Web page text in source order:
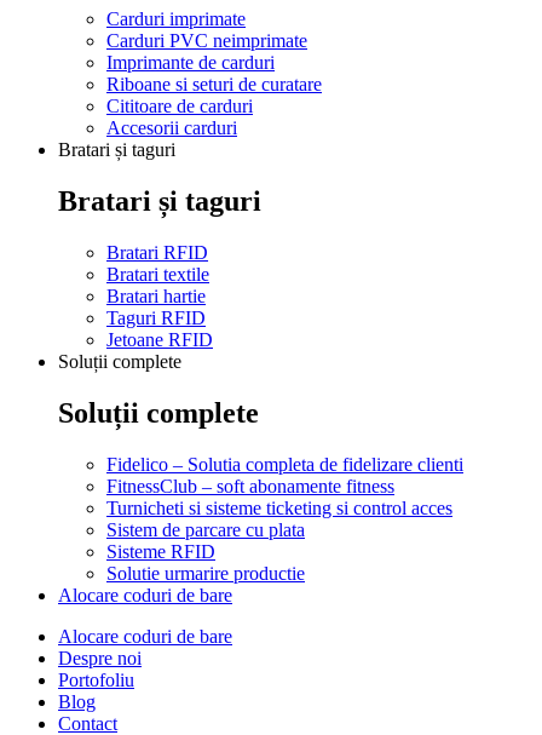
Carduri imprimate
Carduri PVC neimprimate
Imprimante de carduri
Riboane si seturi de curatare
Cititoare de carduri
Accesorii carduri
Bratari și taguri
Bratari și taguri
Bratari RFID
Bratari textile
Bratari hartie
Taguri RFID
Jetoane RFID
Soluții complete
Soluții complete
Fidelico – Solutia completa de fidelizare clienti
FitnessClub – soft abonamente fitness
Turnicheti si sisteme ticketing si control acces
Sistem de parcare cu plata
Sisteme RFID
Solutie urmarire productie
Alocare coduri de bare
Alocare coduri de bare
Despre noi
Portofoliu
Blog
Contact